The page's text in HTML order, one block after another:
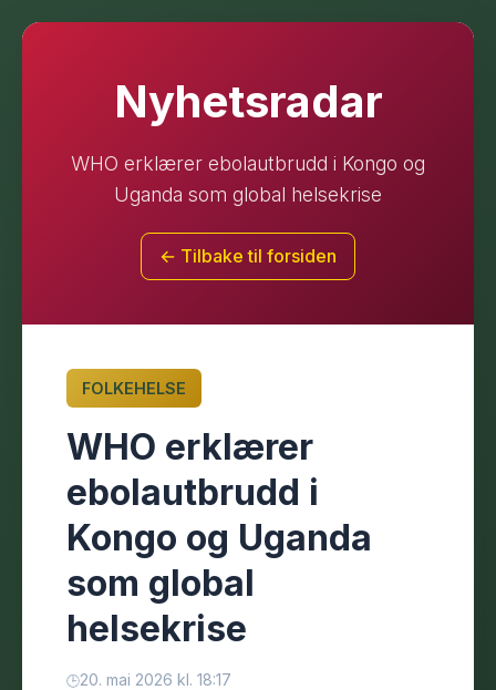
Nyhetsradar
WHO erklærer ebolautbrudd i Kongo og
Uganda som global helsekrise
← Tilbake til forsiden
FOLKEHELSE
WHO erklærer
ebolautbrudd i
Kongo og Uganda
som global
helsekrise
20. mai 2026 kl. 18:17